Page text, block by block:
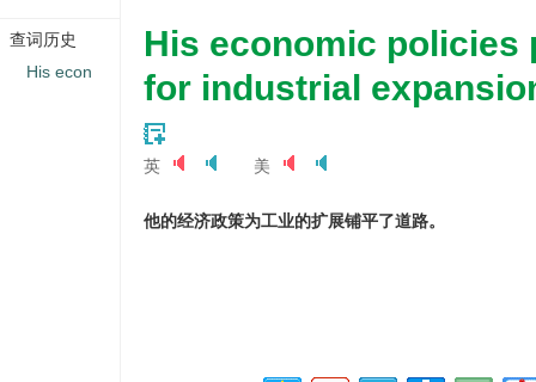
His economic policies
for industrial
英 美
他的经济政策为工业的扩展铺平了道路。
查词历史
His econ